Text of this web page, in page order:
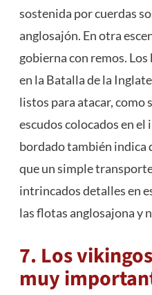
sostenida por cuerdas
anglosajón. En otra
gobierna con remos.
en la Batalla de la
listos para atacar, como
escudos colocados en
bordado también indica
que un simple
intrincados detalles en
las flotas anglosajona y
7. Los
muy